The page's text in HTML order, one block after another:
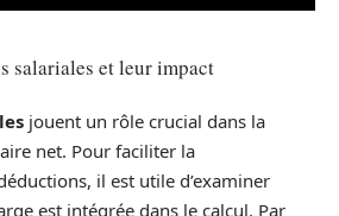
salariales et leur impact
jouent un rôle crucial dans la
net. Pour faciliter la
il est utile d’examiner
est intégrée dans le calcul. Par